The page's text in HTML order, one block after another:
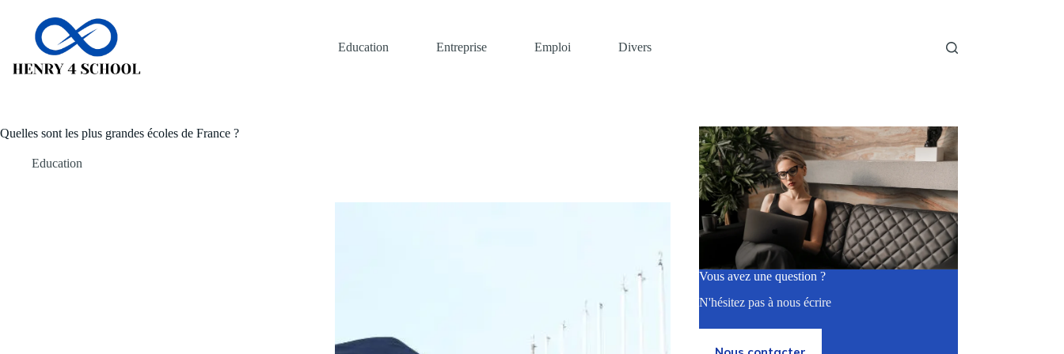
contenu
Education
Entreprise Emploi Divers
Quelles sont les plus grandes écoles de France ?
Education
Vous avez une question ?
N'hésitez pas à nous écrire